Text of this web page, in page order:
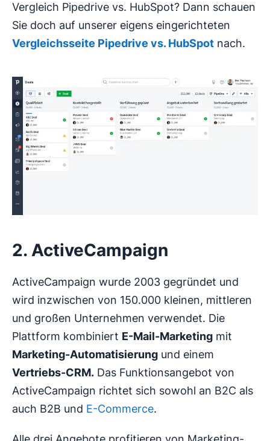
Vergleich Pipedrive vs. HubSpot? Dann schauen
Sie doch auf unserer eigens eingerichteten
Vergleichsseite Pipedrive vs. HubSpot nach.
2. ActiveCampaign
ActiveCampaign wurde 2003 gegründet und
wird inzwischen von 150.000 kleinen, mittleren
und großen Unternehmen verwendet. Die
Plattform kombiniert E-Mail-Marketing mit
Marketing-Automatisierung und einem
Vertriebs-CRM. Das Funktionsangebot von
ActiveCampaign richtet sich sowohl an B2C als
auch B2B und E-Commerce.